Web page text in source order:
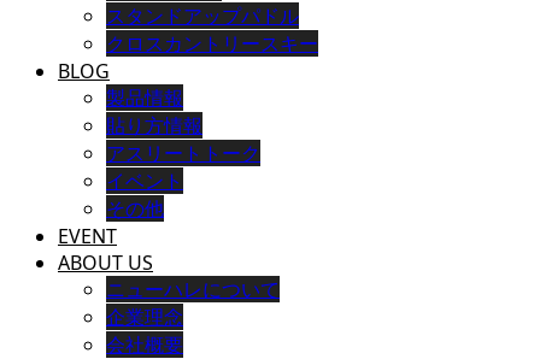
スタンドアップパドル
クロスカントリースキー
BLOG
製品情報
貼り方情報
アスリートトーク
イベント
その他
EVENT
ABOUT US
ニューハレについて
企業理念
会社概要